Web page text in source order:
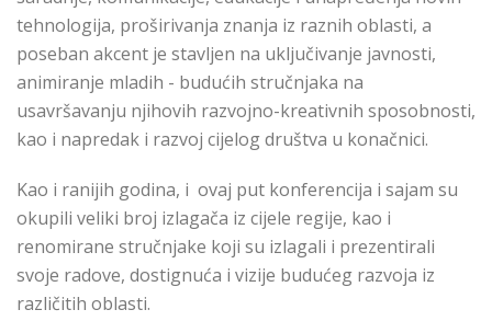
tehnologija, proširivanja znanja iz raznih oblasti, a
poseban akcent je stavljen na uključivanje javnosti,
animiranje mladih - budućih stručnjaka na
usavršavanju njihovih razvojno-kreativnih sposobnosti,
kao i napredak i razvoj cijelog društva u konačnici.
Kao i ranijih godina, i ovaj put konferencija i sajam su
okupili veliki broj izlagača iz cijele regije, kao i
renomirane stručnjake koji su izlagali i prezentirali
svoje radove, dostignuća i vizije budućeg razvoja iz
različitih oblasti.